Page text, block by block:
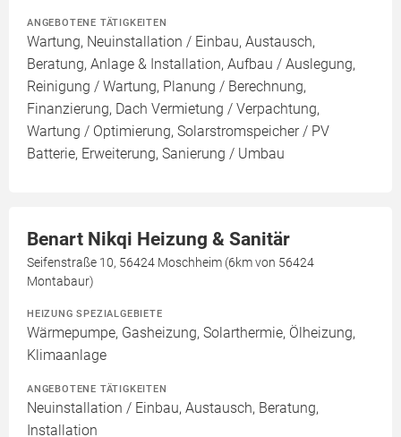
ANGEBOTENE TÄTIGKEITEN
Wartung, Neuinstallation / Einbau, Austausch,
Beratung, Anlage & Installation, Aufbau / Auslegung,
Reinigung / Wartung, Planung / Berechnung,
Finanzierung, Dach Vermietung / Verpachtung,
Wartung / Optimierung, Solarstromspeicher / PV
Batterie, Erweiterung, Sanierung / Umbau
Benart Nikqi Heizung & Sanitär
Seifenstraße 10, 56424 Moschheim (6km von 56424
Montabaur)
HEIZUNG SPEZIALGEBIETE
Wärmepumpe, Gasheizung, Solarthermie, Ölheizung,
Klimaanlage
ANGEBOTENE TÄTIGKEITEN
Neuinstallation / Einbau, Austausch, Beratung,
Installation